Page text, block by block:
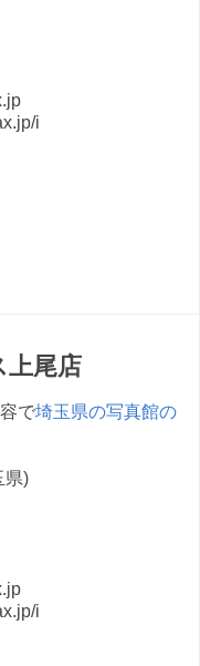
i
上尾店
で埼玉県の写真館の
県)
i